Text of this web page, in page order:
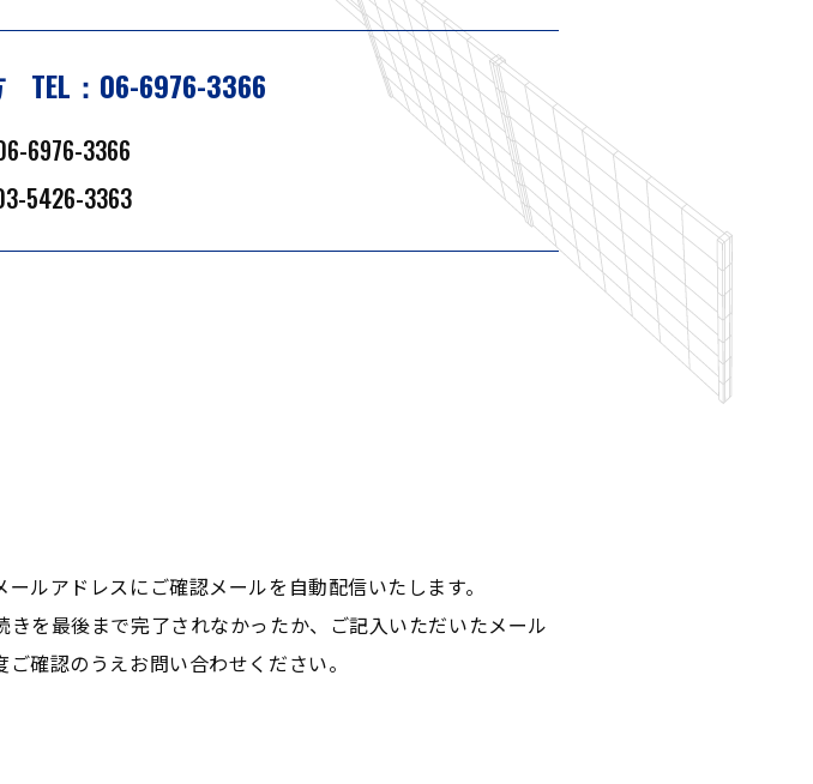
TEL： 06-6976-3366
6976-3366
5426-3363
ルアドレスにご確認メールを自動配信いたします。
を最後まで完了されなかったか、ご記入いただいたメール
確認のうえお問い合わせください。